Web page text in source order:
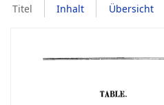
Titel Inhalt Übersicht